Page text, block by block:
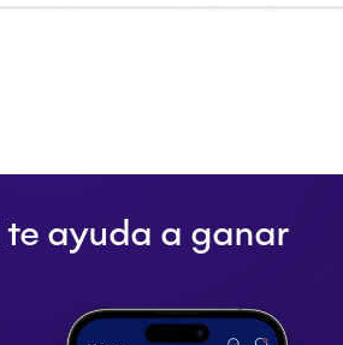
te ayuda a ganar